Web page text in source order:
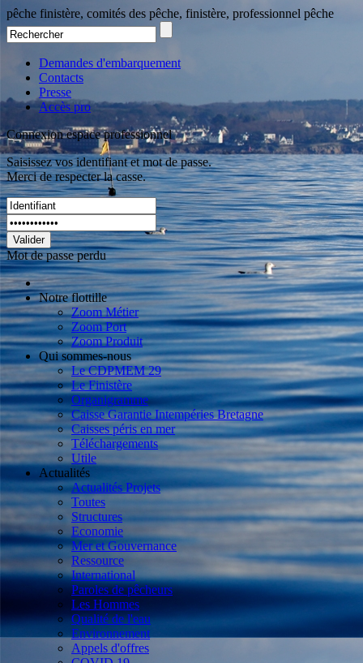
pêche finistère, comités des pêche, finistère, professionnel pêche
Demandes d'embarquement
Contacts
Presse
Accès pro
Connexion espace professionnel
Saisissez vos identifiant et mot de passe.
Merci de respecter la casse.
Valider
Mot de passe perdu
Notre flottille
Zoom Métier
Zoom Port
Zoom Produit
Qui sommes-nous
Le CDPMEM 29
Le Finistère
Organigramme
Caisse Garantie Intempéries Bretagne
Caisses péris en mer
Téléchargements
Utile
Actualités
Actualités Projets
Toutes
Structures
Economie
Mer et Gouvernance
Ressource
International
Paroles de pêcheurs
Les Hommes
Qualité de l'eau
Environnement
Appels d'offres